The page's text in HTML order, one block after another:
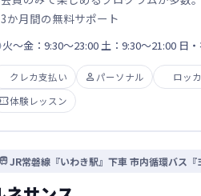
か月間の無料サポート
火～金：9:30～23:00 土：9:30～21:00 日
クレカ支払い  パーソナル
ロッ
体験レッスン
JR常磐線『いわき駅』下車 市内循環バス